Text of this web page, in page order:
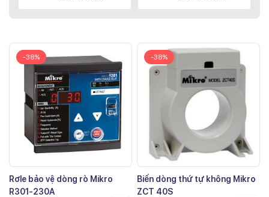
-38%
Rơle bảo vệ dòng rò Mikro
R301-230A
-38%
Biến dòng thứ tự không Mikro
ZCT 40S